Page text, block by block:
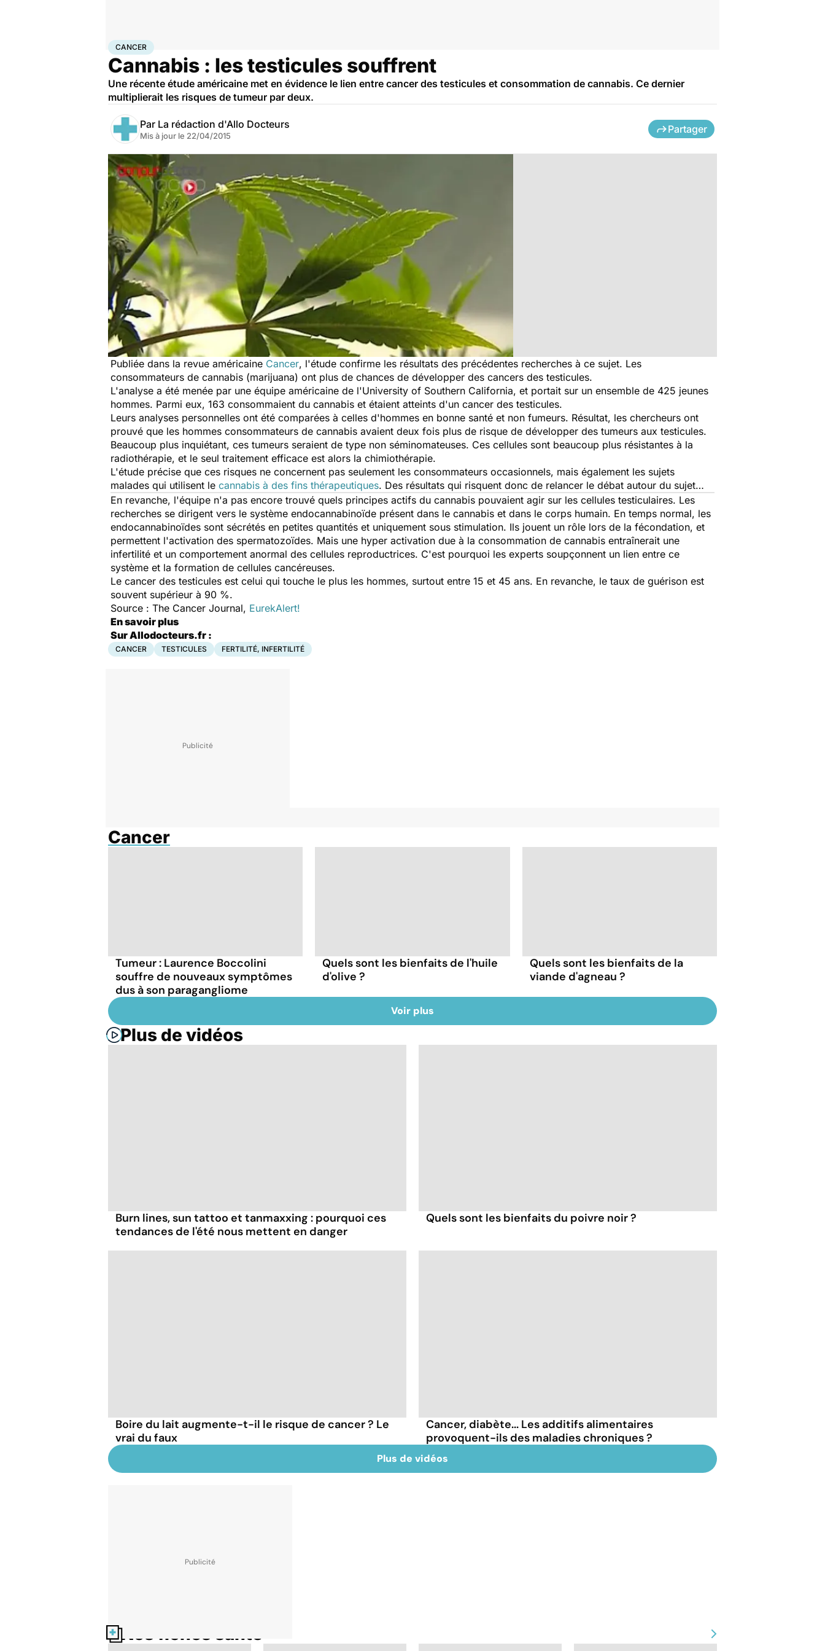
AccueilSanté
CANCER
Cannabis : les testicules souffrent
Une récente étude américaine met en évidence le lien entre cancer des testicules et consommation de cannabis. Ce dernier
multiplierait les risques de tumeur par deux.
Par La rédaction d'Allo Docteurs
Mis à jour le 22/04/2015
Partager
Publiée dans la revue américaine Cancer, l'étude confirme les résultats des précédentes recherches à ce sujet. Les
consommateurs de cannabis (marijuana) ont plus de chances de développer des cancers des testicules.
L'analyse a été menée par une équipe américaine de l'University of Southern California, et portait sur un ensemble de 425 jeunes
hommes. Parmi eux, 163 consommaient du cannabis et étaient atteints d'un cancer des testicules.
Leurs analyses personnelles ont été comparées à celles d'hommes en bonne santé et non fumeurs. Résultat, les chercheurs ont
prouvé que les hommes consommateurs de cannabis avaient deux fois plus de risque de développer des tumeurs aux testicules.
Beaucoup plus inquiétant, ces tumeurs seraient de type non séminomateuses. Ces cellules sont beaucoup plus résistantes à la
radiothérapie, et le seul traitement efficace est alors la chimiothérapie.
L'étude précise que ces risques ne concernent pas seulement les consommateurs occasionnels, mais également les sujets
malades qui utilisent le cannabis à des fins thérapeutiques. Des résultats qui risquent donc de relancer le débat autour du sujet…
En revanche, l'équipe n'a pas encore trouvé quels principes actifs du cannabis pouvaient agir sur les cellules testiculaires. Les
recherches se dirigent vers le système endocannabinoïde présent dans le cannabis et dans le corps humain. En temps normal, les
endocannabinoïdes sont sécrétés en petites quantités et uniquement sous stimulation. Ils jouent un rôle lors de la fécondation, et
permettent l'activation des spermatozoïdes. Mais une hyper activation due à la consommation de cannabis entraînerait une
infertilité et un comportement anormal des cellules reproductrices. C'est pourquoi les experts soupçonnent un lien entre ce
système et la formation de cellules cancéreuses.
Le cancer des testicules est celui qui touche le plus les hommes, surtout entre 15 et 45 ans. En revanche, le taux de guérison est
souvent supérieur à 90 %.
Source : The Cancer Journal, EurekAlert!
En savoir plus
Sur Allodocteurs.fr :
CANCER TESTICULES FERTILITÉ, INFERTILITÉ
Cancer
Tumeur : Laurence Boccolini
souffre de nouveaux symptômes
dus à son paragangliome
Quels sont les bienfaits de l'huile
d'olive ?
Quels sont les bienfaits de la
viande d'agneau ?
Voir plus
Plus de vidéos
Burn lines, sun tattoo et tanmaxxing : pourquoi ces
tendances de l'été nous mettent en danger
Quels sont les bienfaits du poivre noir ?
Boire du lait augmente-t-il le risque de cancer ? Le
vrai du faux
Cancer, diabète... Les additifs alimentaires
provoquent-ils des maladies chroniques ?
Plus de vidéos
Nos fiches santé